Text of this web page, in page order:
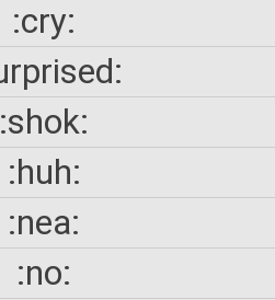
:cry:
:shok:
:huh:
:nea:
:no: